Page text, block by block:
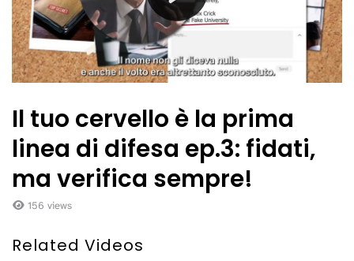
Il tuo cervello è la prima
linea di difesa ep.3: fidati,
ma verifica sempre!
156 views
Related Videos